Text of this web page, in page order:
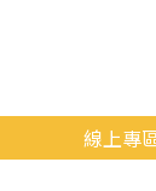
線上專